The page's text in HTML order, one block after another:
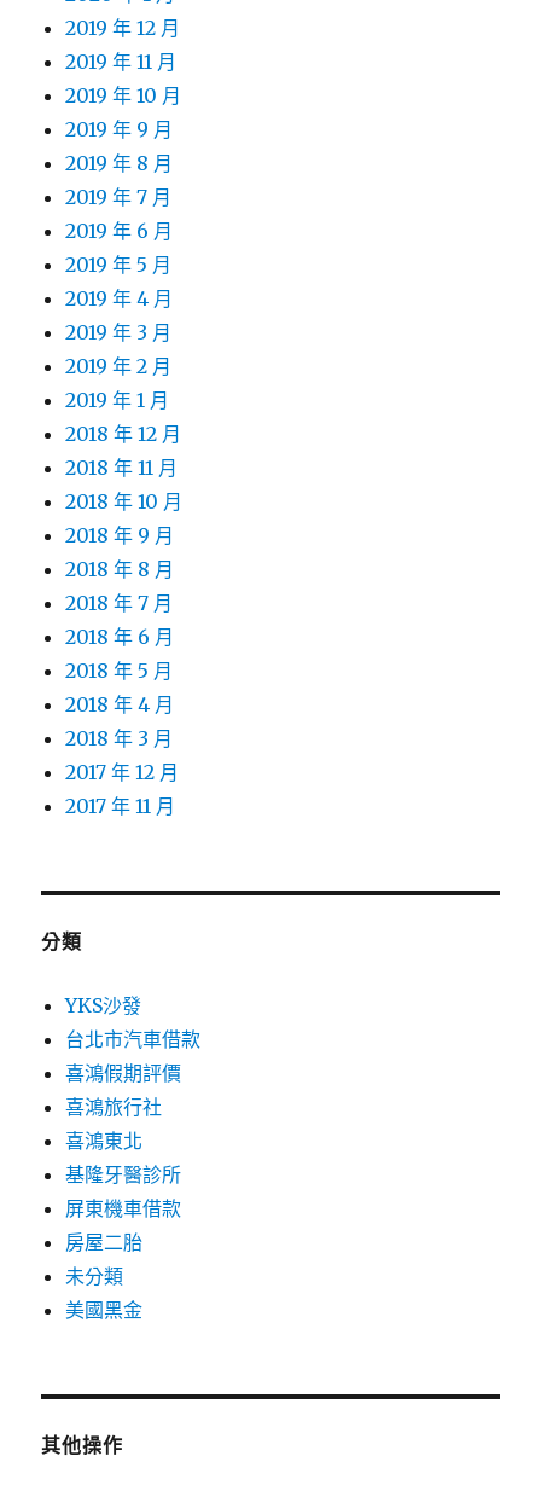
2019 年 12 月
2019 年 11 月
2019 年 10 月
2019 年 9 月
2019 年 8 月
2019 年 7 月
2019 年 6 月
2019 年 5 月
2019 年 4 月
2019 年 3 月
2019 年 2 月
2019 年 1 月
2018 年 12 月
2018 年 11 月
2018 年 10 月
2018 年 9 月
2018 年 8 月
2018 年 7 月
2018 年 6 月
2018 年 5 月
2018 年 4 月
2018 年 3 月
2017 年 12 月
2017 年 11 月
分類
YKS沙發
台北市汽車借款
喜鴻假期評價
喜鴻旅行社
喜鴻東北
基隆牙醫診所
屏東機車借款
房屋二胎
未分類
美國黑金
其他操作